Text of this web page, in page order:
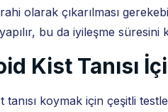
olarak çıkarılması
bu da iyileşme süresini
Kist Tanısı
tanısı koymak için çeşitli